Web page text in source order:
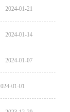
2024-01-21
2024-01-14
2024-01-07
01-01